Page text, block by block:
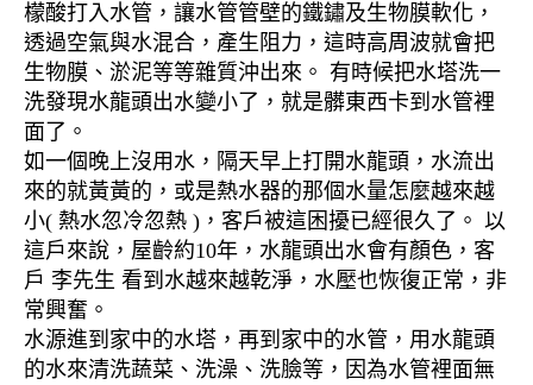
檬酸打入水管，讓水管管壁的鐵鏽及生物膜軟化，
透過空氣與水混合，產生阻力，這時高周波就會把
生物膜、淤泥等等雜質沖出來。 有時候把水塔洗一
洗發現水龍頭出水變小了，就是髒東西卡到水管裡
面了。
如一個晚上沒用水，隔天早上打開水龍頭，水流出
來的就黃黃的，或是熱水器的那個水量怎麼越來越
小( 熱水忽冷忽熱 )，客戶被這困擾已經很久了。 以
這戶來說，屋齡約10年，水龍頭出水會有顏色，客
戶 李先生 看到水越來越乾淨，水壓也恢復正常，非
常興奮。
水源進到家中的水塔，再到家中的水管，用水龍頭
的水來清洗蔬菜、洗澡、洗臉等，因為水管裡面無